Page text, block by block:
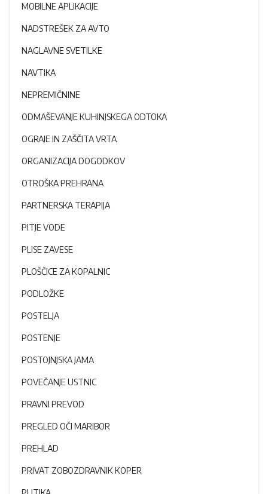
MOBILNE APLIKACIJE
NADSTREŠEK ZA AVTO
NAGLAVNE SVETILKE
NAVTIKA
NEPREMIČNINE
ODMAŠEVANJE KUHINJSKEGA ODTOKA
OGRAJE IN ZAŠČITA VRTA
ORGANIZACIJA DOGODKOV
OTROŠKA PREHRANA
PARTNERSKA TERAPIJA
PITJE VODE
PLISE ZAVESE
PLOŠČICE ZA KOPALNIC
PODLOŽKE
POSTELJA
POSTENJE
POSTOJNJSKA JAMA
POVEČANJE USTNIC
PRAVNI PREVOD
PREGLED OČI MARIBOR
PREHLAD
PRIVAT ZOBOZDRAVNIK KOPER